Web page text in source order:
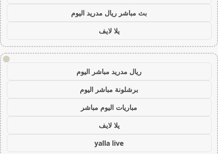
بث مباشر ريال مدريد اليوم
يلا لايف
!
ريال مدريد مباشر اليوم
برشلونة مباشر اليوم
مباريات اليوم مباشر
يلا لايف
yalla live